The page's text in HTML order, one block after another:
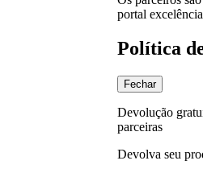
portal
Política
Fechar
Devolução
parceiras
Devolva seu